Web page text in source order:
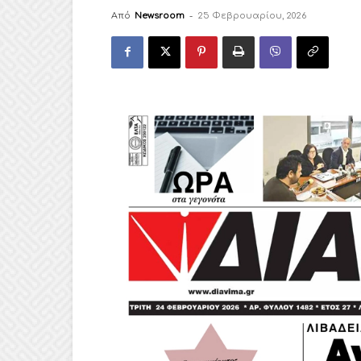
Από Newsroom - 25 Φεβρουαρίου, 2026